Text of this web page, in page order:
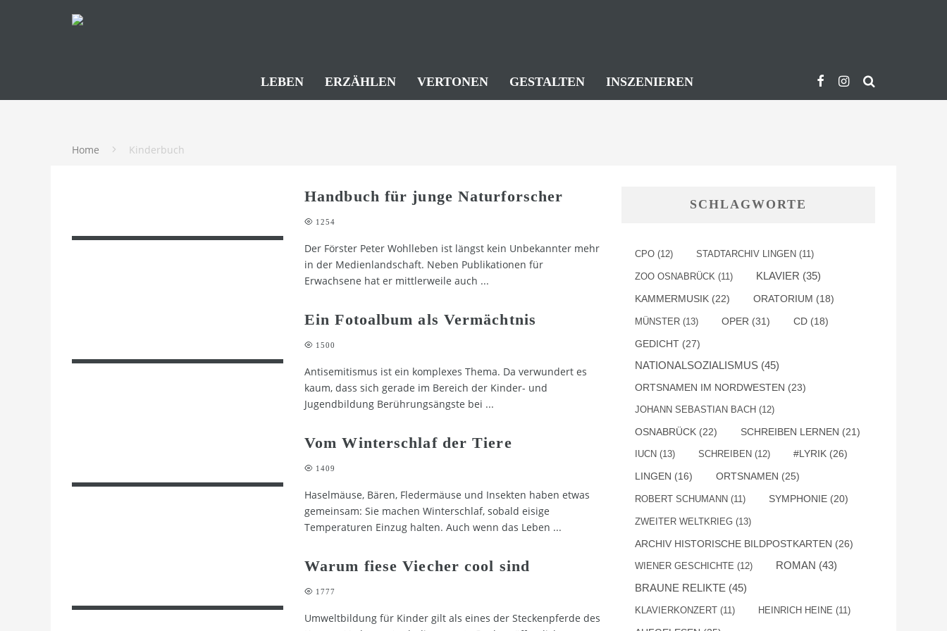
LEBEN ERZÄHLEN VERTONEN GESTALTEN INSZENIEREN
Home Kinderbuch
Handbuch für junge Naturforscher
1254
Der Förster Peter Wohlleben ist längst kein Unbekannter mehr
in der Medienlandschaft. Neben Publikationen für
Erwachsene hat er mittlerweile auch ...
Ein Fotoalbum als Vermächtnis
1500
Antisemitismus ist ein komplexes Thema. Da verwundert es
kaum, dass sich gerade im Bereich der Kinder- und
Jugendbildung Berührungsängste bei ...
Vom Winterschlaf der Tiere
1409
Haselmäuse, Bären, Fledermäuse und Insekten haben etwas
gemeinsam: Sie machen Winterschlaf, sobald eisige
Temperaturen Einzug halten. Auch wenn das Leben ...
Warum fiese Viecher cool sind
1777
Umweltbildung für Kinder gilt als eines der Steckenpferde des
SCHLAGWORTE
CPO (12) STADTARCHIV LINGEN (11)
ZOO OSNABRÜCK (11) KLAVIER (35)
KAMMERMUSIK (22) ORATORIUM (18)
MÜNSTER (13) OPER (31) CD (18)
GEDICHT (27)
NATIONALSOZIALISMUS (45)
ORTSNAMEN IM NORDWESTEN (23)
JOHANN SEBASTIAN BACH (12)
OSNABRÜCK (22) SCHREIBEN LERNEN (21)
IUCN (13) SCHREIBEN (12) #LYRIK (26)
LINGEN (16) ORTSNAMEN (25)
ROBERT SCHUMANN (11) SYMPHONIE (20)
ZWEITER WELTKRIEG (13)
ARCHIV HISTORISCHE BILDPOSTKARTEN (26)
WIENER GESCHICHTE (12) ROMAN (43)
BRAUNE RELIKTE (45)
KLAVIERKONZERT (11) HEINRICH HEINE (11)